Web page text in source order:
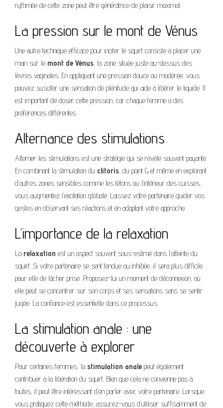
rythmée de cette zone peut être génératrice de plaisir maximal.
La pression sur le mont de Vénus
Une autre technique efficace pour inciter le squirt consiste à placer une
main sur le mont de Vénus, la zone située juste au-dessus des
lèvres vaginales. En appliquant une pression douce ou modérée, vous
pouvez susciter une sensation de plénitude qui aide à libérer le liquide. Il
est important de doser cette pression, car chaque femme a des
préférences différentes.
Alternance des stimulations
Alterner les stimulations est une stratégie qui se révèle souvent payante.
En combinant la stimulation du clitoris, du point G et même en explorant
d’autres zones sensibles comme les tétons ou l’intérieur des cuisses,
vous augmentez l’excitation globale. Laissez votre partenaire guider vos
gestes en observant ses réactions et en adaptant votre approche.
L’importance de la relaxation
La relaxation est un aspect souvent sous-estimé dans l’atteinte du
squirt. Si votre partenaire se sent tendue ou inhibée, il sera plus difficile
pour elle de lâcher prise. Proposez-lui un moment de déconnexion, où
elle peut se concentrer sur son corps et ses sensations sans se sentir
jugée. La confiance est essentielle dans ce processus.
La stimulation anale : une
découverte à explorer
Pour certaines femmes, la stimulation anale peut également
contribuer à la libération du squirt. Bien que cela ne convienne pas à
toutes, il peut être intéressant d’en parler avec votre partenaire. Lorsque
vous pratiquez cette méthode, assurez-vous d’utiliser suffisamment de